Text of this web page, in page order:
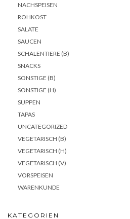
NACHSPEISEN
ROHKOST
SALATE
SAUCEN
SCHALENTIERE (B)
SNACKS
SONSTIGE (B)
SONSTIGE (H)
SUPPEN
TAPAS
UNCATEGORIZED
VEGETARISCH (B)
VEGETARISCH (H)
VEGETARISCH (V)
VORSPEISEN
WARENKUNDE
KATEGORIEN